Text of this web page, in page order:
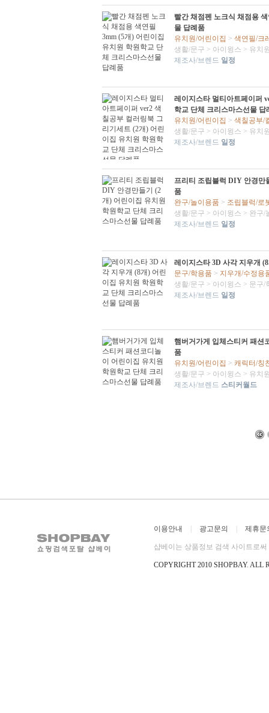
빨간 채점펜 노크식 채점용
물 답례품
유치원/어린이집 > 색연필/크
생활/문구 > 아이윙스 > 유치
제조사/브렌드 일정
레이지스타 멀티아트페이퍼
학교 단체 크리스마스선물 답
유치원/어린이집 > 색칠공부/
생활/문구 > 아이윙스 > 유치
제조사/브렌드 일정
프리티 조립블럭 DIY 안경만
품
완구/놀이용품 > 조립블럭/로
생활/문구 > 아이윙스 > 완구/
제조사/브렌드 일정
레이지스타 3D 사각 지우개
문구/학용품 > 지우개/수정용
생활/문구 > 아이윙스 > 문구/
제조사/브렌드 일정
햄버거가게 입체스티커 패션
품
유치원/어린이집 > 캐릭터/칭
생활/문구 > 아이윙스 > 유치
제조사/브렌드 스티커월드
이용안내 | 광고문의 | 제휴문
샵베이는 상품정보 검색 사이트로
COPYRIGHT 2010 SHOPBAY. ALL